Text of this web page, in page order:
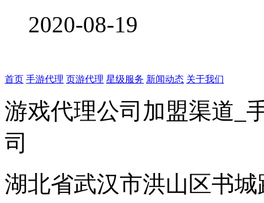
2020-08-19
首页 手游代理 页游代理 星级服务 新闻动态 关于我们
游戏代理公司加盟渠道_
司
湖北省武汉市洪山区书